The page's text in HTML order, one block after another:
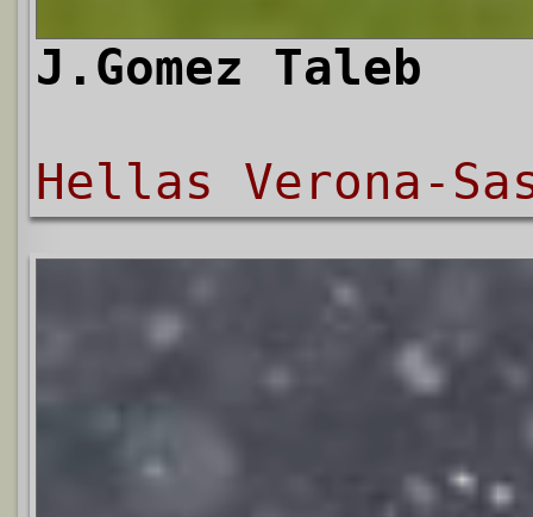
J.Gomez Taleb
Hellas Verona-